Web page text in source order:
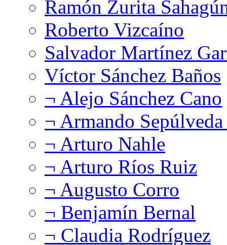
Ramón Zurita
Roberto Vizcaíno
Salvador Martínez
Víctor Sánchez Baños
¬ Alejo Sánchez Cano
¬ Armando
¬ Arturo Nahle
¬ Arturo Ríos Ruiz
¬ Augusto Corro
¬ Benjamín Bernal
¬ Claudia Rodríguez